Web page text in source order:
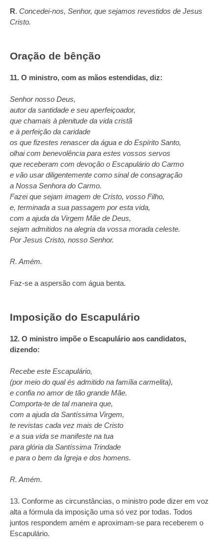
R. Concedei‑nos, Senhor, que sejamos revestidos de Jesus
Cristo.
Oração de bênção
11. O ministro, com as mãos estendidas, diz:
Senhor nosso Deus,
autor da santidade e seu aperfeiçoador,
que chamais à plenitude da vida cristã
e à perfeição da caridade
os que fizestes renascer da água e do Espírito Santo,
olhai com benevolência para estes vossos servos
que receberam com devoção o Escapulário do Carmo
e vão usar diligentemente como sinal de consagração
a Nossa Senhora do Carmo.
Fazei que sejam imagem de Cristo, vosso Filho,
e, terminada a sua passagem por esta vida,
com a ajuda da Virgem Mãe de Deus,
sejam admitidos na alegria da vossa morada celeste.
Por Jesus Cristo, nosso Senhor.
R. Amém.
Faz-se a aspersão com água benta.
Imposição do Escapulário
12. O ministro impõe o Escapulário aos candidatos,
dizendo:
Recebe este Escapulário,
(por meio do qual és admitido na família carmelita),
e confia no amor de tão grande Mãe.
Comporta-te de tal maneira que,
com a ajuda da Santíssima Virgem,
te revistas cada vez mais de Cristo
e a sua vida se manifeste na tua
para glória da Santíssima Trindade
e para o bem da Igreja e dos homens.
R. Amém.
13. Conforme as circunstâncias, o ministro pode dizer em voz
alta a fórmula da imposição uma só vez por todas. Todos
juntos respondem amém e aproximam-se para receberem o
Escapulário.